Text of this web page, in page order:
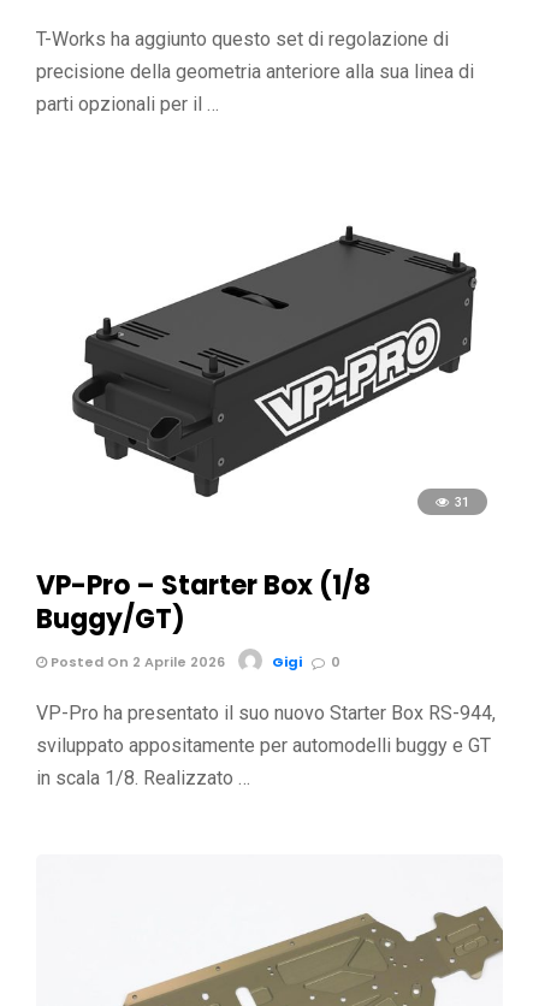
T-Works ha aggiunto questo set di regolazione di
precisione della geometria anteriore alla sua linea di
parti opzionali per il …
31
VP-Pro – Starter Box (1/8
Buggy/GT)
Posted On 2 Aprile 2026 Gigi 0
VP-Pro ha presentato il suo nuovo Starter Box RS-944,
sviluppato appositamente per automodelli buggy e GT
in scala 1/8. Realizzato …